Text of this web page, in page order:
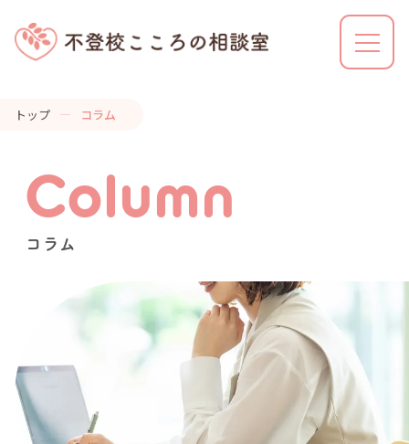
解決事例
カウンセラーの特徴
料金
トップ コラム
Column
コラム